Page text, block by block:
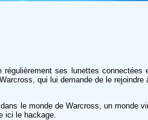
ses lunettes connectées
qui lui demande de le
le monde de Warcross, un monde
ici le hackage.